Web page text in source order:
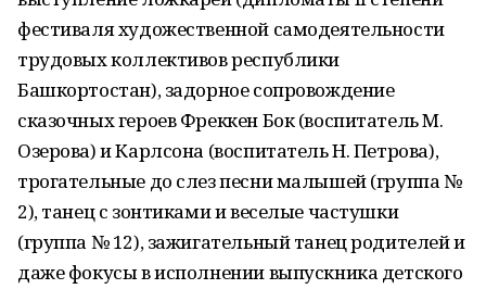
фестиваля художественной самодеятельности
трудовых коллективов республики
Башкортостан), задорное сопровождение
сказочных героев Фреккен Бок (воспитатель М.
Озерова) и Карлсона (воспитатель Н. Петрова),
трогательные до слез песни малышей (группа №
2), танец с зонтиками и веселые частушки
(группа № 12), зажигательный танец родителей и
даже фокусы в исполнении выпускника детского